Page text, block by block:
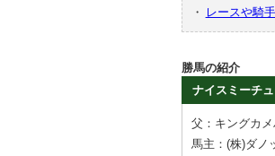
・
レースや騎
勝馬の紹介
ナイスミーチ
父：キングカ
馬主：(株)ダノ